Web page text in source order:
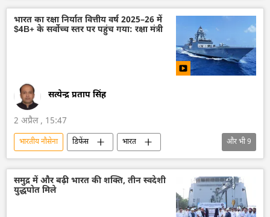
भारत का रक्षा निर्यात वित्तीय वर्ष 2025–26 में
$4B+ के सर्वोच्च स्तर पर पहुंच गया: रक्षा मंत्री
सत्येन्द्र प्रताप सिंह
2 अप्रैल , 15:47
भारतीय नौसेना डिफेंस
भारत
आत्मनिर्भर भारत
भारत का विकास
भारत सरकार
रक्षा मंत्रालय (MoD)
रक्षा-पंक्ति
राजनाथ सिंह
और भी9
समुद्र में और बढ़ी भारत की शक्ति, तीन स्वदेशी
युद्धपोत मिले